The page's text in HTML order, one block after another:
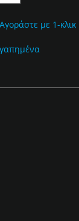
Αγοράστε με 1-κλικ